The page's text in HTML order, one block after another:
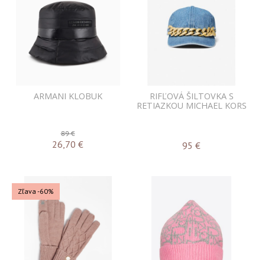
ARMANI KLOBUK
89 €
26,70 €
RIFĽOVÁ ŠILTOVKA S
RETIAZKOU MICHAEL KORS
95 €
Zľava -60%